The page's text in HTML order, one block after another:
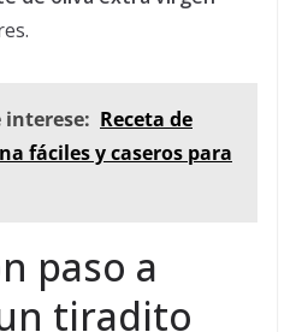
Receta de
fáciles y caseros para
paso a
tiradito